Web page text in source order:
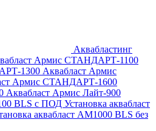
Аквабластинг
Армис СТАНДАРТ-1100
1300 Аквабласт Армис
Армис СТАНДАРТ-1600
Аквабласт Армис Лайт-900
BLS с ПОД Установка аквабласт
аквабласт AM1000 BLS без